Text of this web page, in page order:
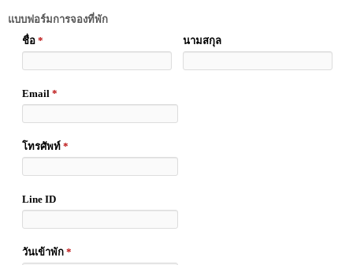
แบบฟอร์มการจองที่พัก
ชื่อ * นามสกุล
Email *
โทรศัพท์ *
Line ID
วันเข้าพัก *